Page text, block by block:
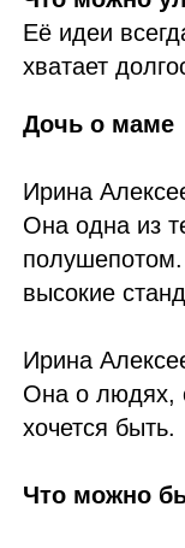
Её идеи
хватает
Дочь о маме
Ирина
Она одна из
полушепотом.
высокие
Ирина
Она о людях,
хочется быть.
Что можно